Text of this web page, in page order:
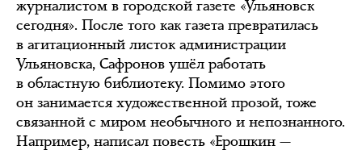
журналистом в городской газете «Ульяновск
сегодня». После того как газета превратилась
в агитационный листок администрации
Ульяновска, Сафронов ушёл работать
в областную библиотеку. Помимо этого
он занимается художественной прозой, тоже
связанной с миром необычного и непознанного.
Например, написал повесть «Ерошкин —